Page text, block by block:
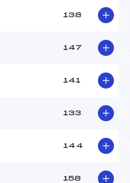
138
147
141
133
144
158